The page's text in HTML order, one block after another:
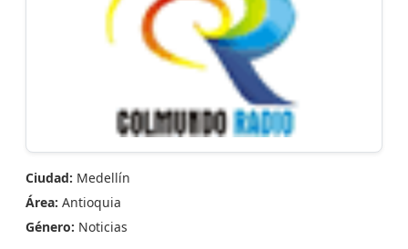
Ciudad: Medellín
Área: Antioquia
Género: Noticias